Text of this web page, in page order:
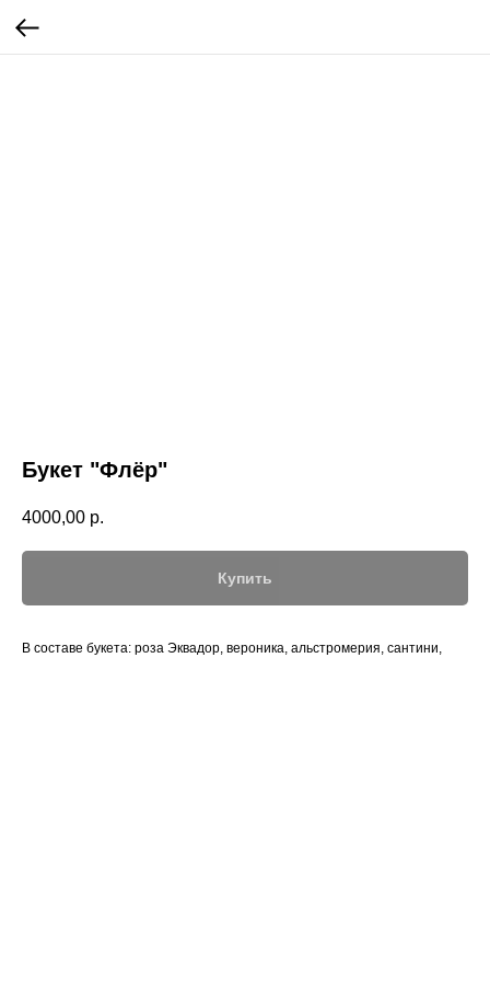
Букет "Флёр"
4000,00 р.
Купить
В составе букета: роза Эквадор, вероника, альстромерия, сантини,